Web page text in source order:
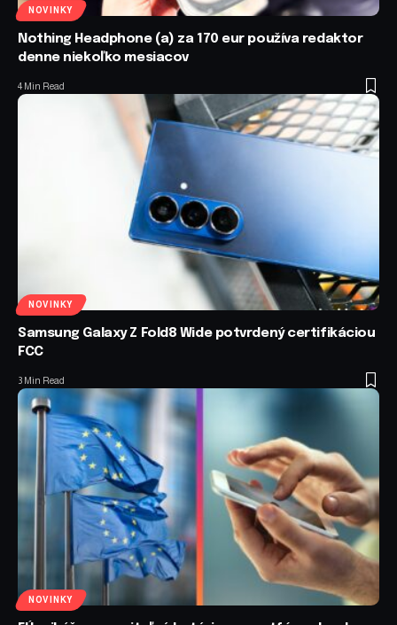
NOVINKY
Nothing Headphone (a) za 170 eur používa redaktor
denne niekoľko mesiacov
4 Min Read
NOVINKY
Samsung Galaxy Z Fold8 Wide potvrdený certifikáciou
FCC
3 Min Read
NOVINKY